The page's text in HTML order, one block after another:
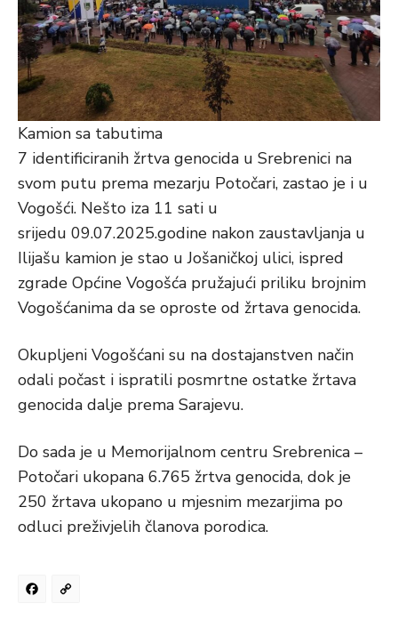
Kamion sa tabutima
7 identificiranih žrtva genocida u Srebrenici na
svom putu prema mezarju Potočari, zastao je i u
Vogošći. Nešto iza 11 sati u
srijedu 09.07.2025.godine nakon zaustavljanja u
Ilijašu kamion je stao u Jošaničkoj ulici, ispred
zgrade Općine Vogošća pružajući priliku brojnim
Vogošćanima da se oproste od žrtava genocida.
Okupljeni Vogošćani su na dostajanstven način
odali počast i ispratili posmrtne ostatke žrtava
genocida dalje prema Sarajevu.
Do sada je u Memorijalnom centru Srebrenica –
Potočari ukopana 6.765 žrtva genocida, dok je
250 žrtava ukopano u mjesnim mezarjima po
odluci preživjelih članova porodica.
Facebook